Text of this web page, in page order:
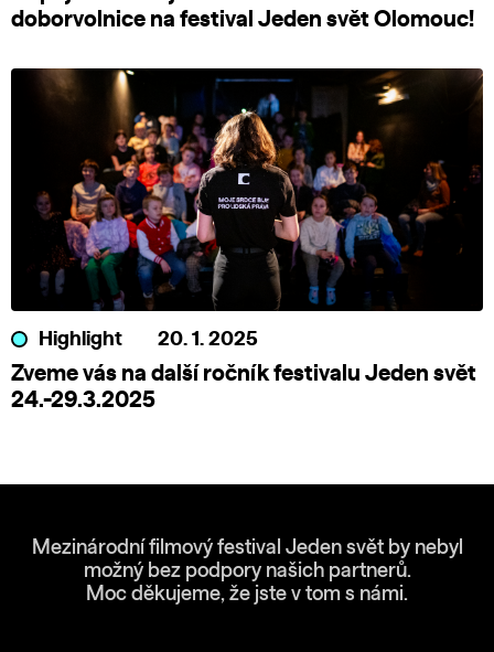
doborvolnice na festival Jeden svět Olomouc!
Highlight 20. 1. 2025
Zveme vás na další ročník festivalu Jeden svět
24.-29.3.2025
Mezinárodní filmový festival Jeden svět by nebyl
možný bez podpory našich partnerů.
Moc děkujeme, že jste v tom s námi.